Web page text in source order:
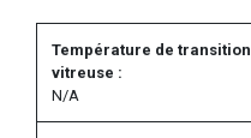
Température de transition
vitreuse :
N/A